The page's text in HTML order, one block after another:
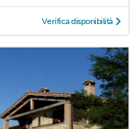
Verifica disponibilità